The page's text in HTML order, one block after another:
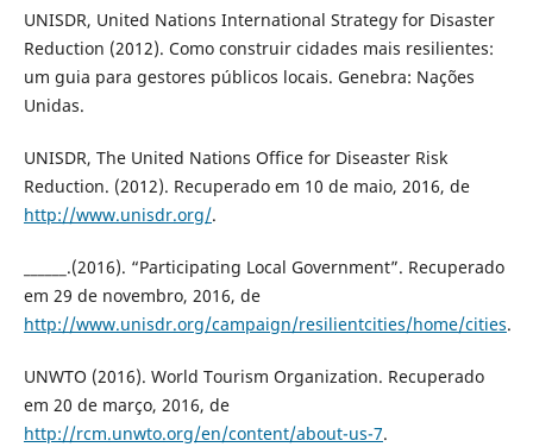
UNISDR, United Nations International Strategy for Disaster
Reduction (2012). Como construir cidades mais resilientes:
um guia para gestores públicos locais. Genebra: Nações
Unidas.
UNISDR, The United Nations Office for Diseaster Risk
Reduction. (2012). Recuperado em 10 de maio, 2016, de
http://www.unisdr.org/.
______.(2016). “Participating Local Government”. Recuperado
em 29 de novembro, 2016, de
http://www.unisdr.org/campaign/resilientcities/home/cities.
UNWTO (2016). World Tourism Organization. Recuperado
em 20 de março, 2016, de
http://rcm.unwto.org/en/content/about-us-7.